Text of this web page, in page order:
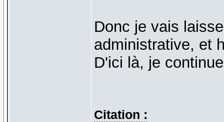
Donc je vais
administrative, et
D'ici là, je
Citation :